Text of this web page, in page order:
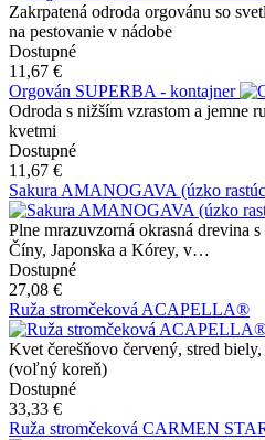
Zakrpatená odroda orgovánu so
na pestovanie v nádobe
Dostupné
11,67 €
Orgován SUPERBA - kontajner
Odroda s nižším vzrastom a jemne
kvetmi
Dostupné
11,67 €
Sakura AMANOGAVA (úzko
Plne mrazuvzorná okrasná drevina
Číny, Japonska a Kórey, v…
Dostupné
27,08 €
Ruža stromčeková ACAPELLA®
Kvet čerešňovo červený, stred
(voľný koreň)
Dostupné
33,33 €
Ruža stromčeková CARMEN